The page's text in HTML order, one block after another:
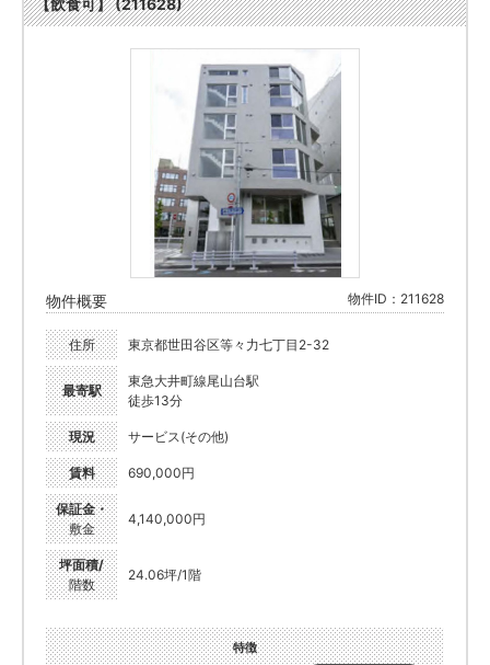
【飲食可】 (211628)
物件概要 物件ID：211628
住所 東京都世田谷区等々力七丁目2-32
最寄駅
東急大井町線尾山台駅
徒歩13分
現況 サービス(その他)
賃料 690,000円
保証金・
敷金
4,140,000円
坪面積/
階数
24.06坪/1階
特徴